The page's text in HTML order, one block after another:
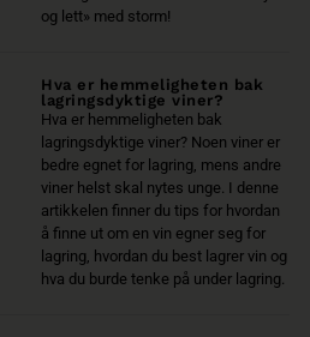
og lett» med storm!
Hva er hemmeligheten bak
lagringsdyktige viner?
Hva er hemmeligheten bak
lagringsdyktige viner? Noen viner er
bedre egnet for lagring, mens andre
viner helst skal nytes unge. I denne
artikkelen finner du tips for hvordan
å finne ut om en vin egner seg for
lagring, hvordan du best lagrer vin og
hva du burde tenke på under lagring.